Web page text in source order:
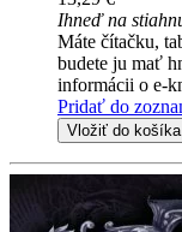
Ihneď na
Máte čítačku,
budete ju mať
informácii o e-
Pridať do
Vložiť do košíka